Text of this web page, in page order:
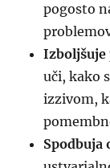
pogosto
uči, kako
izzivom,
Spodbuja